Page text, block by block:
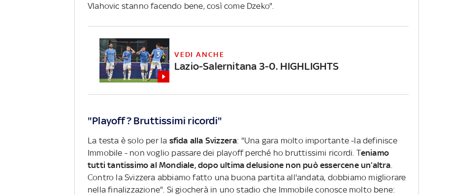
Vlahovic stanno facendo bene, così come Dzeko".
VEDI ANCHE
Lazio-Salernitana 3-0. HIGHLIGHTS
"Playoff? Bruttissimi ricordi"
La testa è solo per la sfida alla Svizzera: "Una gara molto importante -la definisce
Immobile - non voglio passare dei playoff perché ho bruttissimi ricordi. Teniamo
tutti tantissimo al Mondiale, dopo ultima delusione non può essercene un’altra
Contro la Svizzera abbiamo fatto una buona partita all'andata, dobbiamo migliorare
nella finalizzazione". Si giocherà in uno stadio che Immobile conosce molto bene: